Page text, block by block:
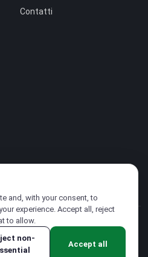
Contatti
Tutti i diritti riservati
·Termini di servizio
and, with your consent, to
experience. Accept all, reject
to allow.
non-
Accept all